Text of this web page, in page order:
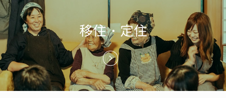
移住・定住